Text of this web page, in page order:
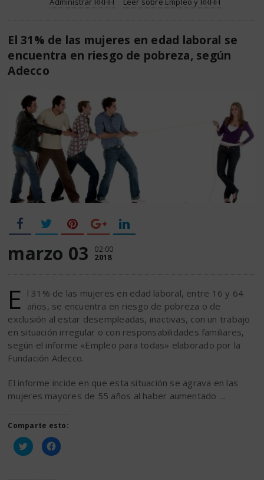
El 31% de las mujeres en edad laboral se
encuentra en riesgo de pobreza, según
Adecco
marzo 03 02:00
2018
E l 31% de las mujeres en edad laboral, entre 16 y 64
años, se encuentra en riesgo de pobreza o de
exclusión al estar desempleadas, inactivas, con un trabajo
en situación irregular o con responsabilidades familiares,
según el informe «Empleo para todas» elaborado por la
Fundación Adecco.
El informe incide en que esta situación se agrava en las
mujeres mayores de 55 años al haber aumentado …
Comparte esto:
Haz
clic
Haz
clic